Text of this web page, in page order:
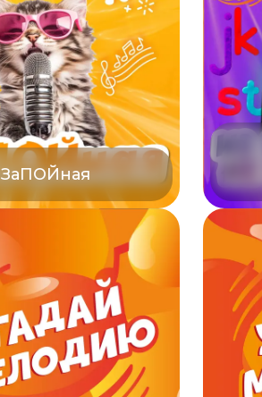
ЗаПОЙная